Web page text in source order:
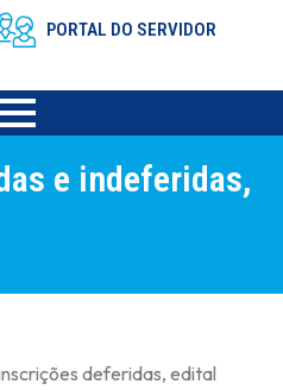
PORTAL DO SERVIDOR
e indeferidas,
deferidas, edital